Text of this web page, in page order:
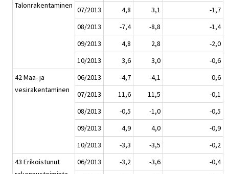
Talonrakentaminen 07/2013
4,8 3,1
-1,7
08/2013
-7,4 -8,8
-1,4
09/2013
4,8 2,8
-2,0
10/2013
3,6 3,0
-0,6
42 Maa- ja
vesirakentaminen
06/2013 -4,7 -4,1
0,6
07/2013
11,6 11,5
-0,1
08/2013
-0,5 -1,0
-0,5
09/2013
4,9 4,0
-0,9
10/2013
-3,3 -3,5
-0,2
43 Erikoistunut
06/2013 -3,2 -3,6
-0,4